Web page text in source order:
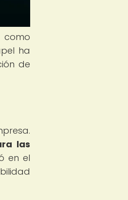
como
ha
de
las
en el